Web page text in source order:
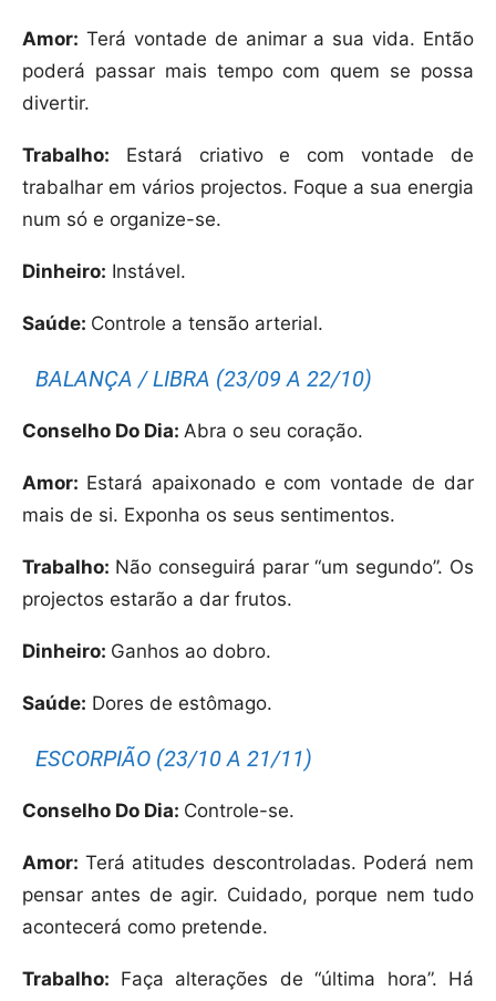
Amor: Terá vontade de animar a sua vida. Então
poderá passar mais tempo com quem se possa
divertir.
Trabalho: Estará criativo e com vontade de
trabalhar em vários projectos. Foque a sua energia
num só e organize-se.
Dinheiro: Instável.
Saúde: Controle a tensão arterial.
BALANÇA / LIBRA (23/09 A 22/10)
Conselho Do Dia: Abra o seu coração.
Amor: Estará apaixonado e com vontade de dar
mais de si. Exponha os seus sentimentos.
Trabalho: Não conseguirá parar “um segundo”. Os
projectos estarão a dar frutos.
Dinheiro: Ganhos ao dobro.
Saúde: Dores de estômago.
ESCORPIÃO (23/10 A 21/11)
Conselho Do Dia: Controle-se.
Amor: Terá atitudes descontroladas. Poderá nem
pensar antes de agir. Cuidado, porque nem tudo
acontecerá como pretende.
Trabalho: Faça alterações de “última hora”. Há